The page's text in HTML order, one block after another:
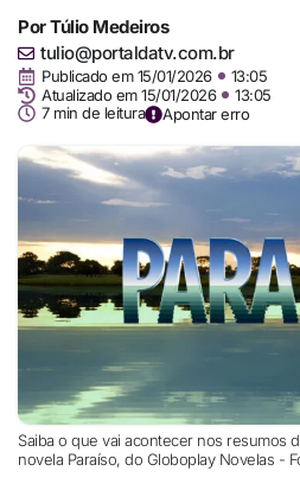
PorTúlio Medeiros
tulio@portaldatv.com.br
Publicado em 15/01/2026
13:05
Atualizado em 15/01/2026
13:05
7 min de leitura
Apontar erro
Saiba o que vai acontecer nos resumos
novela Paraíso, do Globoplay Novelas -